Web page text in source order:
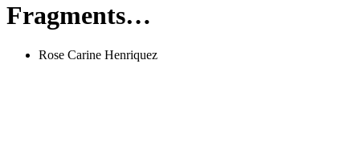
Fragments…
Rose Carine Henriquez